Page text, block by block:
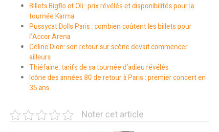
Billets Bigflo et Oli : prix révélés et disponibilités pour la
tournée Karma
Pussycat Dolls Paris : combien coûtent les billets pour
l’Accor Arena
Céline Dion: son retour sur scène devait commencer
ailleurs
Thiéfaine: tarifs de sa tournée d’adieu révélés
Icône des années 80 de retour à Paris : premier concert en
35 ans
Noter cet article